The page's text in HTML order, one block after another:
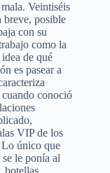
Veintiséis
breve, posible
con su
como la
de qué
es pasear a
cuando conoció
VIP de los
Lo único que
le ponía al
botellas